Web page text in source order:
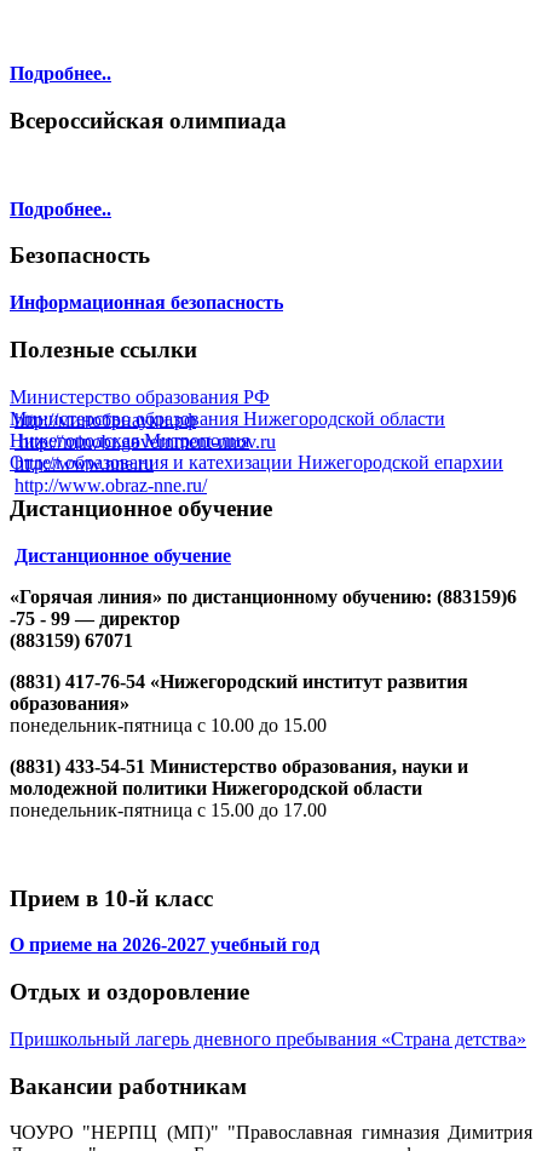
Подробнее..
Всероссийская олимпиада
Подробнее..
Безопасность
Информационная безопасность
Полезные ссылки
Министерство образования РФ
http://минобрнауки.рф
Министерство образования Нижегородской области
http://minobr.government-nnov.ru
Нижегородская Митрополия
http://www.nne.ru
Отдел образования и катехизации Нижегородской епархии
http://www.obraz-nne.ru/
Дистанционное обучение
Дистанционное обучение
«Горячая линия» по дистанционному обучению: (883159)6
-75 - 99 — директор
(883159) 67071
(8831) 417-76-54 «Нижегородский институт развития
образования»
понедельник-пятница с 10.00 до 15.00
(8831) 433-54-51 Министерство образования, науки и
молодежной политики Нижегородской области
понедельник-пятница с 15.00 до 17.00
Прием в 10-й класс
О приеме на 2026-2027 учебный год
Отдых и оздоровление
Пришкольный лагерь дневного пребывания «Страна детства»
Вакансии работникам
ЧОУРО "НЕРПЦ (МП)" "Православная гимназия Димитрия